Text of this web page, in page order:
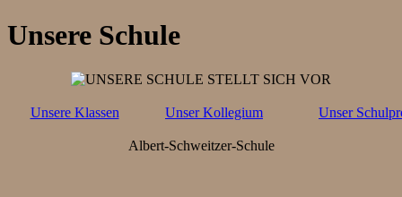
Unsere Schule
Unsere Klassen Unser Kollegium Unser
Albert-Schweitzer-Schule